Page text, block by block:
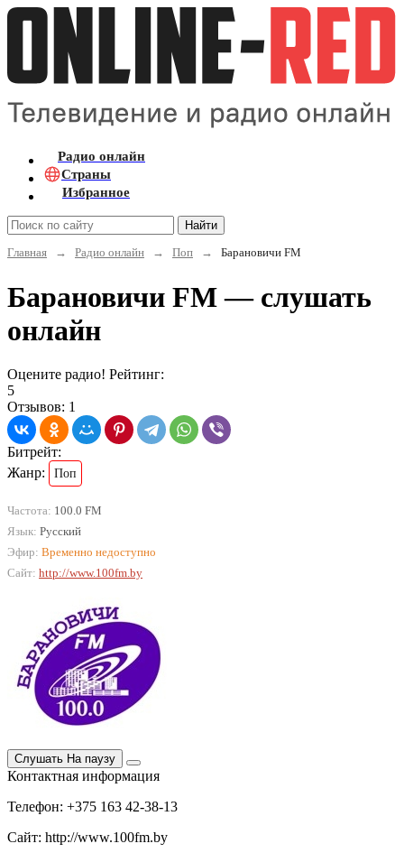
Радио онлайн
Страны
Избранное
Найти
Главная
→ Радио онлайн → Поп → Барановичи FM
Барановичи FM — слушать
онлайн
Оцените радио! Рейтинг:
5
Отзывов: 1
Битрейт:
Жанр:
Поп
Частота: 100.0 FM
Язык: Русский
Эфир: Временно недоступно
Сайт: http://www.100fm.by
Слушать На паузу
Контактная информация
Телефон: +375 163 42-38-13
Сайт: http://www.100fm.by